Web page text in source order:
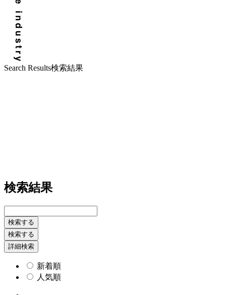
Search Results検索結果
検索結果
検索する
検索する
詳細検索
新着順
人気順